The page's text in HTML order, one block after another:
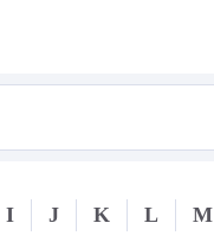
I J K L M